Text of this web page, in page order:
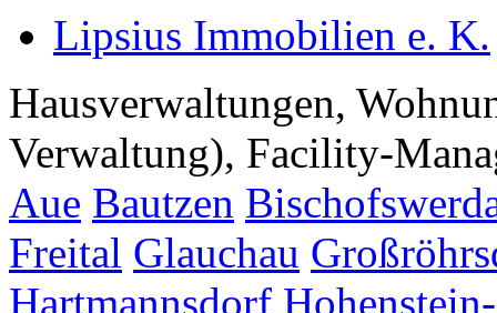
Lipsius Immobilien e. K.
Hausverwaltungen,
Verwaltung), Facility-
Aue Bautzen
Freital Glauchau
Hartmannsdorf